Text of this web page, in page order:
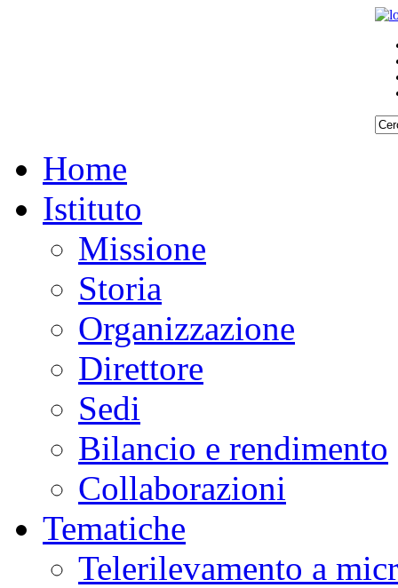
Home
Istituto
Missione
Storia
Organizzazione
Direttore
Sedi
Bilancio e rendimento
Collaborazioni
Tematiche
Telerilevamento a